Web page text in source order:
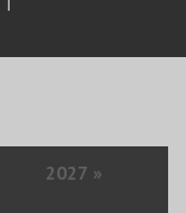
2027 »